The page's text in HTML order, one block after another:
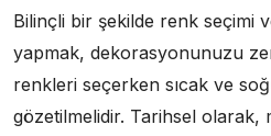
Bilinçli bir şekilde renk seçimi
yapmak, dekorasyonunuzu
renkleri seçerken sıcak ve
gözetilmelidir. Tarihsel olarak,